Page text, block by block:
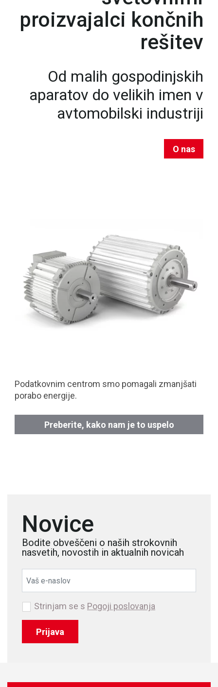
proizvajalci končnih
rešitev
Od malih gospodinjskih
aparatov do velikih imen v
avtomobilski industriji
O nas
Podatkovnim centrom smo pomagali zmanjšati
porabo energije.
Preberite, kako nam je to uspelo
Novice
Bodite obveščeni o naših strokovnih
nasvetih, novostih in aktualnih novicah
Prijava
Strinjam se s Pogoji poslovanja